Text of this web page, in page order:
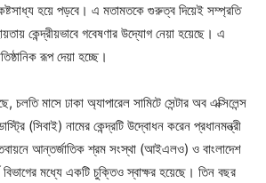
হয়ে পড়বে। এ মতামতকে গুরুত্ব দিয়েই সম্প্রতি
কেন্দ্রীয়ভাবে গবেষণার উদ্যোগ নেয়া হয়েছে। এ
রূপ দেয়া হচ্ছে।
চলতি মাসে ঢাকা অ্যাপারেল সামিটে সেন্টার অব এক্সিলেন্স
(সিবাই) নামের কেন্দ্রটি উদ্বোধন করেন প্রধানমন্ত্রী
আন্তর্জাতিক শ্রম সংস্থা (আইএলও) ও বাংলাদেশ
মধ্যে একটি চুক্তিও স্বাক্ষর হয়েছে। তিন বছর